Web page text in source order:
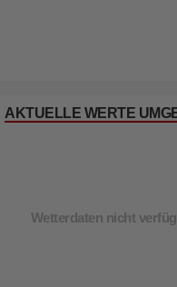
AKTUELLE WERTE
Wetterdaten nicht